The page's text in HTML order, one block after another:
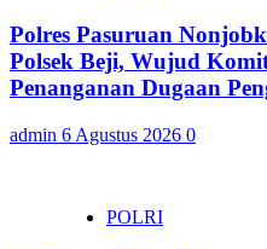
Polres Pasuruan
Polsek Beji, Wujud
Penanganan Dugaan
admin 6 Agustus 2026 0
POLRI